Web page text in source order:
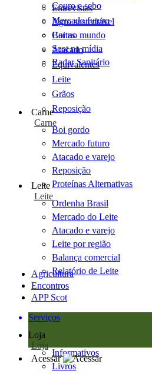
Entrevistas
Agro sustentável
Cartas
Scot na mídia
Radar Sanitário
Couro e sebo
Mercado futuro
Boi no mundo
Atacado
Equivalentes
Leite
Grãos
Reposição
Carne
Carne
Boi gordo
Mercado futuro
Atacado e varejo
Reposição
Proteínas Alternativas
Leite
Leite
Ordenha Brasil
Mercado do Leite
Atacado e varejo
Leite por região
Balança comercial
Relatório de Leite
Agricultura
Encontros
APP Scot
Serviços
Loja
Loja
Informativos
Livros
Acessar